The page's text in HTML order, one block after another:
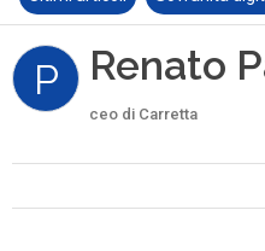
P Renato
ceo di Carretta